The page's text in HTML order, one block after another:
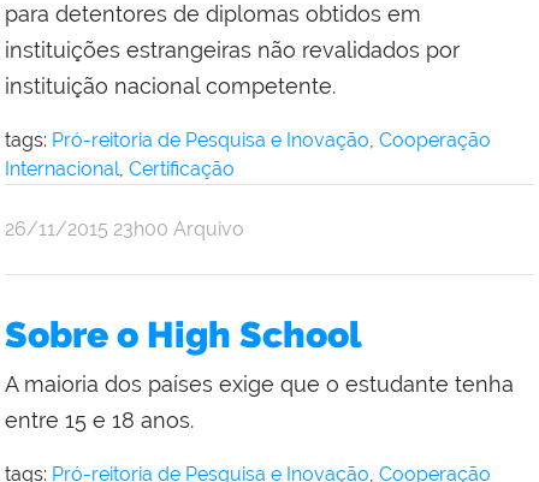
para detentores de diplomas obtidos em
instituições estrangeiras não revalidados por
instituição nacional competente.
tags: Pró-reitoria de Pesquisa e Inovação, Cooperação
Internacional, Certificação
por
Reitoria
publicado
26/11/2015 23h00 Arquivo
Sobre o High School
A maioria dos países exige que o estudante tenha
entre 15 e 18 anos.
tags: Pró-reitoria de Pesquisa e Inovação, Cooperação